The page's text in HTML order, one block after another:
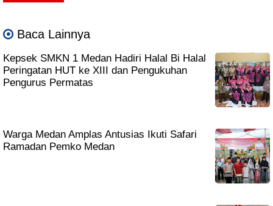
Baca Lainnya
Kepsek SMKN 1 Medan Hadiri Halal Bi Halal
Peringatan HUT ke XIII dan Pengukuhan
Pengurus Permatas
Warga Medan Amplas Antusias Ikuti Safari
Ramadan Pemko Medan